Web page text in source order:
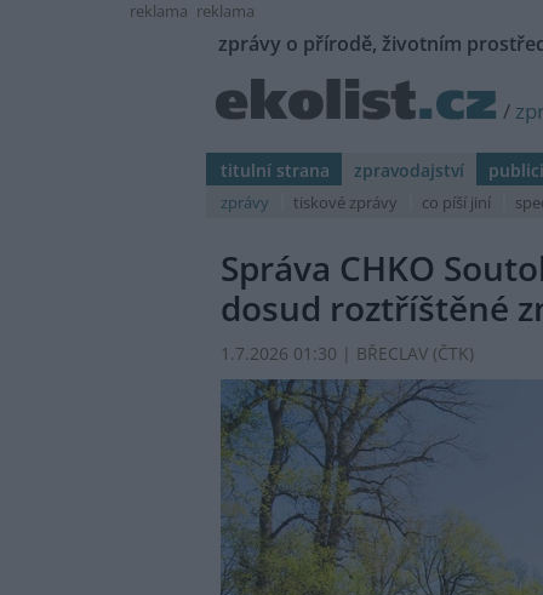
reklama reklama
zprávy o přírodě, životním
/
titulní strana zpravodajství
zprávy tiskové zprávy co píší jiní
Správa CHKO
dosud roztříštěné
1.7.2026 01:30 | BŘECLAV (ČTK)